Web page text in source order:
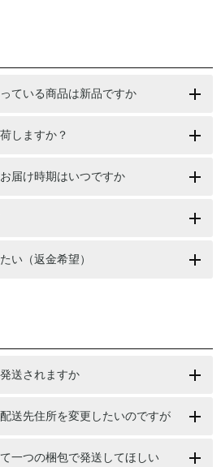
ている商品は新品ですか
しますか？
届け時期はいつですか
い（返金希望）
送されますか
送先住所を変更したいのですが
一つの梱包で発送してほしい